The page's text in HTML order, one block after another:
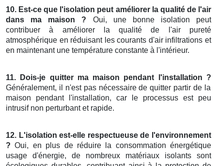
10. Est-ce que l'isolation peut améliorer la qualité de l'air
dans ma maison ? Oui, une bonne isolation peut
contribuer à améliorer la qualité de l'air pureté
atmosphérique en réduisant les courants d'air infiltrations et
en maintenant une température constante à l'intérieur.
11. Dois-je quitter ma maison pendant l'installation ?
Généralement, il n'est pas nécessaire de quitter partir de la
maison pendant l'installation, car le processus est peu
intrusif non perturbant et rapide.
12. L'isolation est-elle respectueuse de l'environnement
? Oui, en plus de réduire la consommation énergétique
usage d'énergie, de nombreux matériaux isolants sont